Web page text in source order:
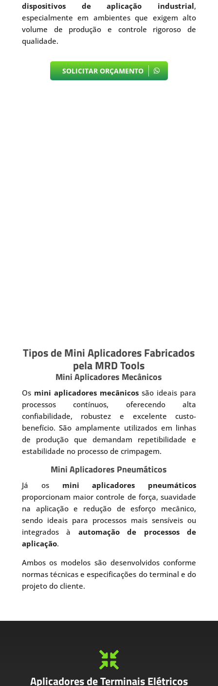
dispositivos de aplicação industrial,
especialmente em ambientes que exigem alto
volume de produção e controle rigoroso de
qualidade.
SOLICITAR ORÇAMENTO
Tipos de Mini Aplicadores Fabricados
pela MRD Tools
Mini Aplicadores Mecânicos
Os mini aplicadores mecânicos são ideais para
processos contínuos, oferecendo alta
confiabilidade, robustez e excelente custo-
benefício. São amplamente utilizados em linhas
de produção que demandam repetibilidade e
estabilidade no processo de crimpagem.
Mini Aplicadores Pneumáticos
Já os mini aplicadores pneumáticos
proporcionam maior controle de força, suavidade
na aplicação e redução de esforço mecânico,
sendo ideais para processos mais sensíveis ou
integrados à automação de processos de
aplicação.
Ambos os modelos são desenvolvidos conforme
normas técnicas e especificações do terminal e do
projeto do cliente.

Aplicadores de Terminais Elétricos